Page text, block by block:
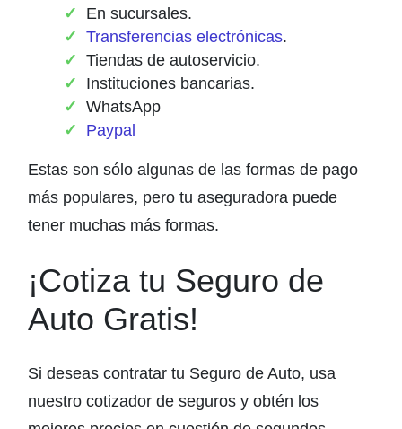
En sucursales.
Transferencias electrónicas.
Tiendas de autoservicio.
Instituciones bancarias.
WhatsApp
Paypal
Estas son sólo algunas de las formas de pago
más populares, pero tu aseguradora puede
tener muchas más formas.
¡Cotiza tu Seguro de
Auto Gratis!
Si deseas contratar tu Seguro de Auto, usa
nuestro cotizador de seguros y obtén los